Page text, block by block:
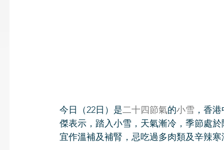
今日（22日）是二十四節氣的小雪 ，香
傑表示，踏入小雪，天氣漸冷，季節處
宜作溫補及補腎，忌吃過多肉類及辛辣